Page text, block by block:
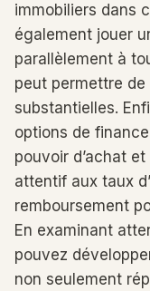
immobiliers dans
également jouer
parallèlement à
peut permettre
substantielles.
options de
pouvoir d’achat
attentif aux taux
remboursement
En examinant
pouvez
non seulement